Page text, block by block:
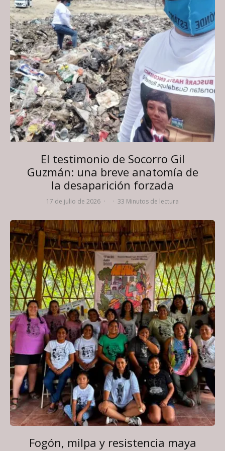
El testimonio de Socorro Gil
Guzmán: una breve anatomía de
la desaparición forzada
17 de julio de 2026 · · 33 Minutos de lectura
Fogón, milpa y resistencia maya